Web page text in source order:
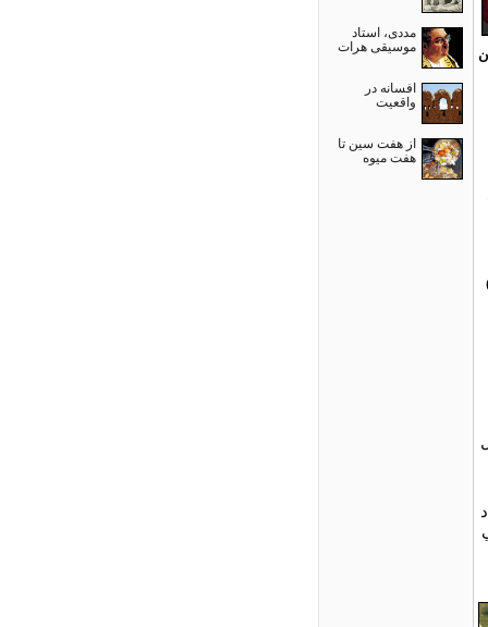
مددی، استاد
موسیقی هرات
افسانه در
واقعیت
از هفت سین تا
هفت میوه